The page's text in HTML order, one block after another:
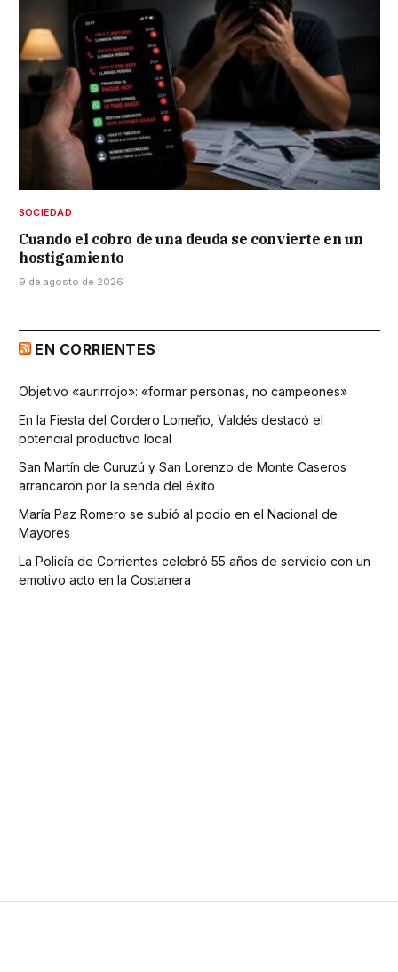
SOCIEDAD
Cuando el cobro de una deuda se convierte en un
hostigamiento
9 de agosto de 2026
EN CORRIENTES
Objetivo «aurirrojo»: «formar personas, no campeones»
En la Fiesta del Cordero Lomeño, Valdés destacó el
potencial productivo local
San Martín de Curuzú y San Lorenzo de Monte Caseros
arrancaron por la senda del éxito
María Paz Romero se subió al podio en el Nacional de
Mayores
La Policía de Corrientes celebró 55 años de servicio con un
emotivo acto en la Costanera